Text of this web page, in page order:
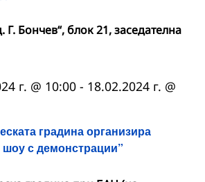
Г. Бончев“, блок 21, заседателна
градина организира
с демонстрации”
г. @ 10:00 - 18.02.2024 г. @